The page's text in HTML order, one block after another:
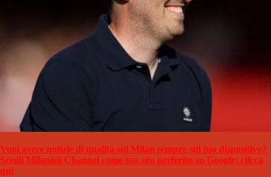
Vuoi avere notizie di qualità sul Milan sempre sul tuo dispositivo?
Scegli Milanisti Channel come tuo sito preferito su Google: clicca
qui